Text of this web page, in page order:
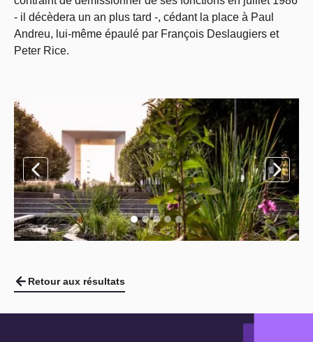
- il décèdera un an plus tard -, cédant la place à Paul
Andreu, lui-même épaulé par François Deslaugiers et
Peter Rice.
Retour aux résultats